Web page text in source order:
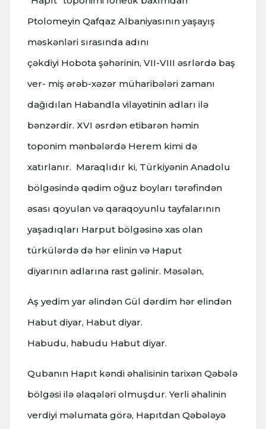
Ptolomeyin Qafqaz Albaniyasının yaşayış
məskənləri sırasında adını
çəkdiyi Hobota şəhərinin, VII-VIII əsrlərdə baş
ver- miş ərəb-xəzər müharibələri zamanı
dağıdılan Habandla vilayətinin adları ilə
bənzərdir. XVI əsrdən etibarən həmin
toponim mənbələrdə Herem kimi də
xatırlanır. Maraqlıdır ki, Türkiyənin Anadolu
bölgəsində qədim oğuz boyları tərəfindən
əsası qoyulan və qaraqoyunlu tayfalarının
yaşadıqları Harput bölgəsinə xas olan
türkülərdə də hər elinin və Haput
diyarının adlarına rast gəlinir. Məsələn,
Aş yedim yar əlindən Gül dərdim hər elindən
Habut diyar, Habut diyar.
Habudu, habudu Habut diyar.
Qubanın Hapıt kəndi əhalisinin tarixən Qəbələ
bölgəsi ilə əlaqələri olmuşdur. Yerli əhalinin
verdiyi məlumata görə, Hapıtdan Qəbələyə